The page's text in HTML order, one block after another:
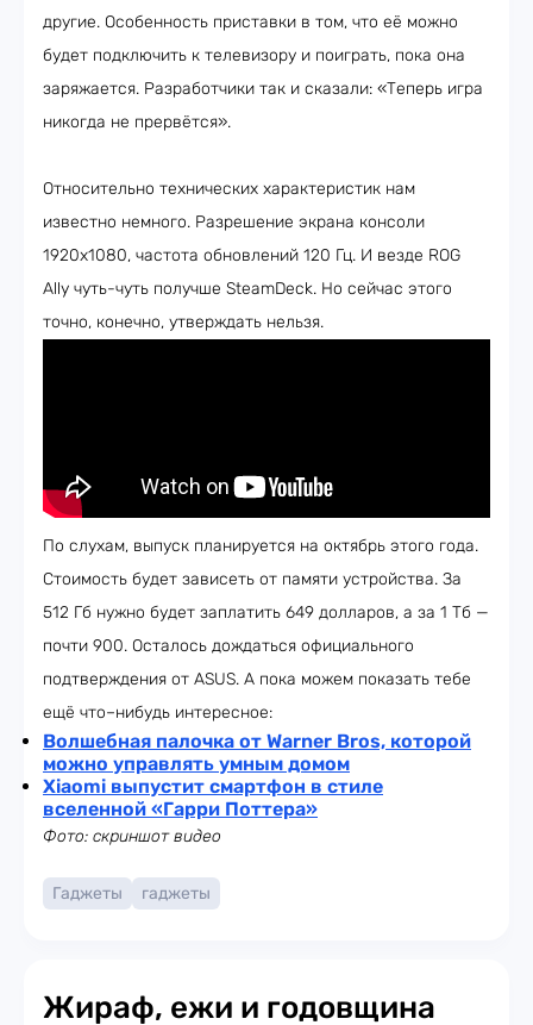
другие. Особенность приставки в том, что её можно
будет подключить к телевизору и поиграть, пока она
заряжается. Разработчики так и сказали: «Теперь игра
никогда не прервётся».
Относительно технических характеристик нам
известно немного. Разрешение экрана консоли
1920х1080, частота обновлений 120 Гц. И везде ROG
Ally чуть-чуть получше SteamDeck. Но сейчас этого
точно, конечно, утверждать нельзя.
По слухам, выпуск планируется на октябрь этого года.
Стоимость будет зависеть от памяти устройства. За
512 Гб нужно будет заплатить 649 долларов, а за 1 Тб —
почти 900. Осталось дождаться официального
подтверждения от ASUS. А пока можем показать тебе
ещё что–нибудь интересное:
Волшебная палочка от Warner Bros, которой
можно управлять умным домом
Xiaomi выпустит смартфон в стиле
вселенной «Гарри Поттера»
Фото: скриншот видео
Гаджеты гаджеты
Жираф, ежи и годовщина